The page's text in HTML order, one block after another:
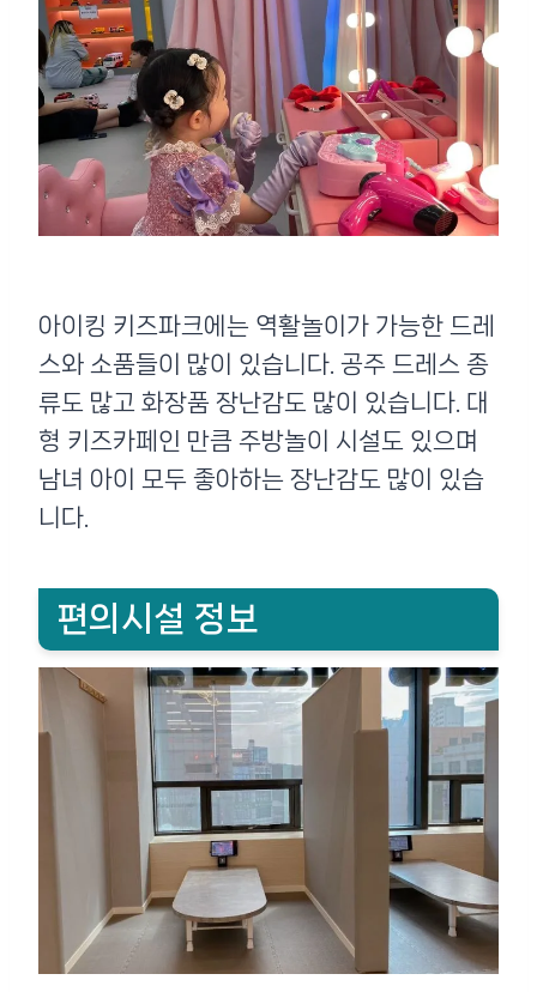
아이킹 키즈파크에는 역활놀이가 가능한 드레
스와 소품들이 많이 있습니다. 공주 드레스 종
류도 많고 화장품 장난감도 많이 있습니다. 대
형 키즈카페인 만큼 주방놀이 시설도 있으며
남녀 아이 모두 좋아하는 장난감도 많이 있습
니다.
편의시설 정보